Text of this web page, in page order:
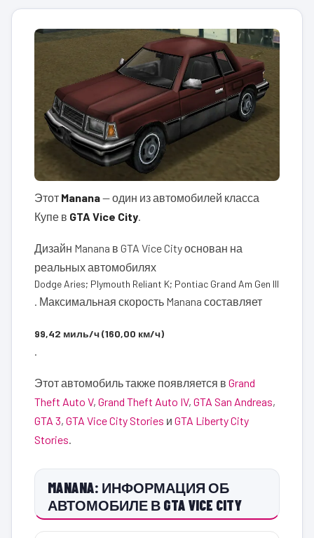
Этот Manana— один из автомобилей класса
Купе в GTA Vice City
Дизайн Manana в GTA Vice City основан на
реальных автомобилях
Dodge Aries; Plymouth Reliant K; Pontiac Grand Am Gen III
. Максимальная скорость Manana составляет
99,42 миль/ч (160,00 км/ч)
Этот автомобиль также появляется в Grand
Theft Auto V, Grand Theft Auto IV, GTA San Andreas,
GTA 3, GTA Vice City Stories и GTA Liberty City
Stories
MANANA: ИНФОРМАЦИЯ ОБ
АВТОМОБИЛЕ В GTA VICE CITY